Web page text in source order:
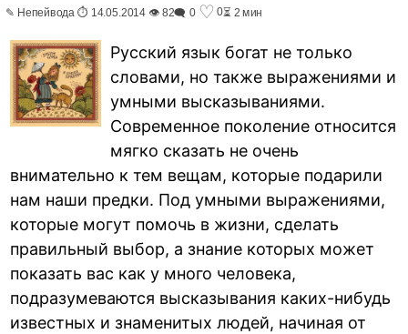
✎ Непейвода ⏱ 14.05.2014 👁 82🗨 0 ♡ 0⏳ 2 мин
Русский язык богат не только
словами, но также выражениями и
умными высказываниями.
Современное поколение относится
мягко сказать не очень
внимательно к тем вещам, которые подарили
нам наши предки. Под умными выражениями,
которые могут помочь в жизни, сделать
правильный выбор, а знание которых может
показать вас как у много человека,
подразумеваются высказывания каких-нибудь
известных и знаменитых людей, начиная от